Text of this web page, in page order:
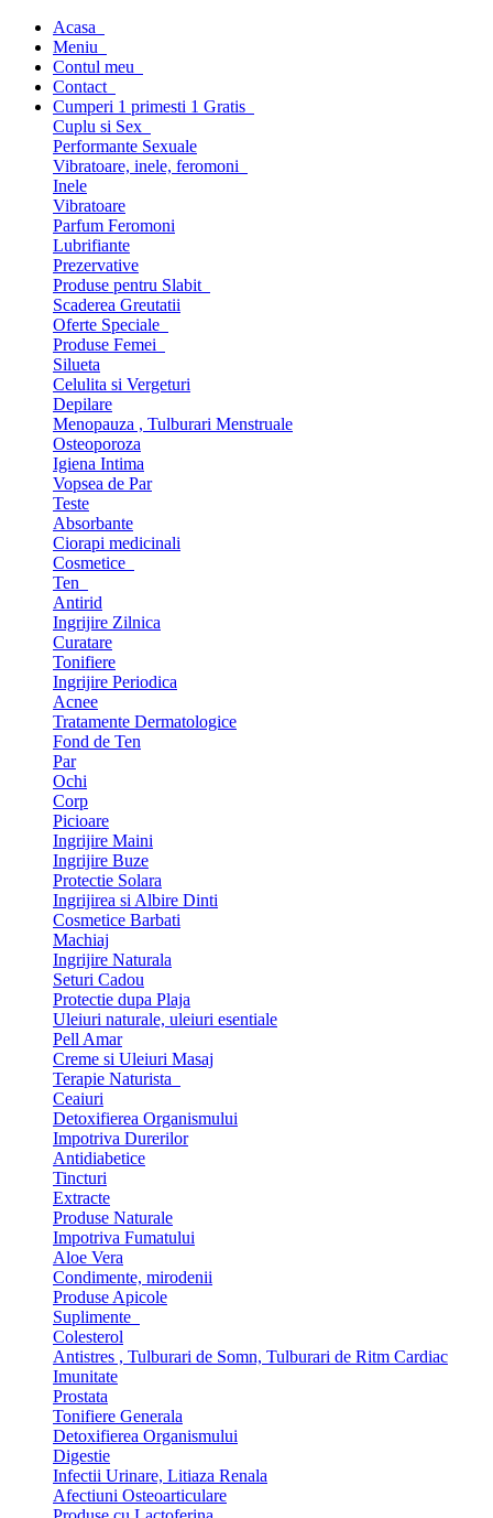
Acasa
Meniu
Contul meu
Contact
Cumperi 1 primesti 1 Gratis
Cuplu si Sex
Performante Sexuale
Vibratoare, inele, feromoni
Inele
Vibratoare
Parfum Feromoni
Lubrifiante
Prezervative
Produse pentru Slabit
Scaderea Greutatii
Oferte Speciale
Produse Femei
Silueta
Celulita si Vergeturi
Depilare
Menopauza , Tulburari Menstruale
Osteoporoza
Igiena Intima
Vopsea de Par
Teste
Absorbante
Ciorapi medicinali
Cosmetice
Ten
Antirid
Ingrijire Zilnica
Curatare
Tonifiere
Ingrijire Periodica
Acnee
Tratamente Dermatologice
Fond de Ten
Par
Ochi
Corp
Picioare
Ingrijire Maini
Ingrijire Buze
Protectie Solara
Ingrijirea si Albire Dinti
Cosmetice Barbati
Machiaj
Ingrijire Naturala
Seturi Cadou
Protectie dupa Plaja
Uleiuri naturale, uleiuri esentiale
Pell Amar
Creme si Uleiuri Masaj
Terapie Naturista
Ceaiuri
Detoxifierea Organismului
Impotriva Durerilor
Antidiabetice
Tincturi
Extracte
Produse Naturale
Impotriva Fumatului
Aloe Vera
Condimente, mirodenii
Produse Apicole
Suplimente
Colesterol
Antistres , Tulburari de Somn, Tulburari de Ritm Cardiac
Imunitate
Prostata
Tonifiere Generala
Detoxifierea Organismului
Digestie
Infectii Urinare, Litiaza Renala
Afectiuni Osteoarticulare